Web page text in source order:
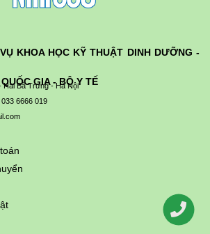
KHOA HỌC KỸ THUẬT DINH DƯỠNG -
GIA - BỘ Y TẾ
Hai Bà Trưng - Hà Nội
6666 019